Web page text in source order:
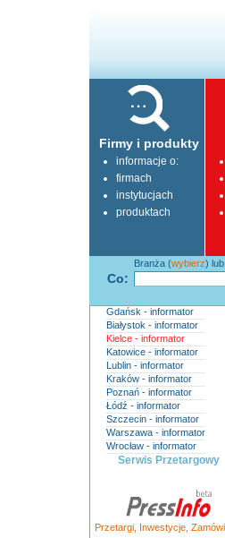
Firmy i produkty
informacje o:
firmach
instytucjach
produktach
Co:
Branża (wybierz) lub
Gdańsk - informator
Białystok - informator
Kielce - informator
Katowice - informator
Lublin - informator
Kraków - informator
Poznań - informator
Łódź - informator
Szczecin - informator
Warszawa - informator
Wrocław - informator
Serwis Przetargowy
Przetargi, Inwestycje,